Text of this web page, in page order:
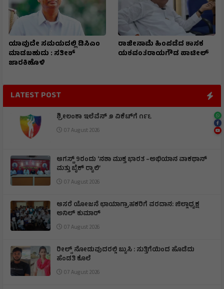
ಯಾವುದೇ ಸಮಯದಲ್ಲಿ ಡಿಸಿಎಂ
ಮಾಡಬಹುದು : ಸತೀಶ್
ಜಾರಕಿಹೊಳಿ
ರಾಜೀನಾಮೆ ಹಿಂಪಡೆದ ಶಾಸಕ
ಯಶವಂತರಾಯಗೌಡ ಪಾಟೀಲ್
LATEST POST
ಶ್ರೀಲಂಕಾ ಇಲೆವೆನ್ ೨ ವಿಕೆಟ್‌ಗೆ ೧೯೬
07 August 2026
ಆಗಸ್ಟ್ 9ರಂದು ‘ನಶಾ ಮುಕ್ತ ಭಾರತ –ಅಭಿಯಾನ ವಾಕಥಾನ್
ಮತ್ತು ಬೈಕ್ ರ‍್ಯಾಲಿ’
07 August 2026
ಆಸರೆ ಯೋಜನೆ ಛಾಯಾಗ್ರಾಹಕರಿಗೆ ವರದಾನ: ಜಿಲ್ಲಾಧ್ಯಕ್ಷ
ಅನಿಲ್ ಕುಮಾರ್
07 August 2026
ರೀಲ್ಸ್ ನೋಡುವುದರಲ್ಲಿ ಬ್ಯುಸಿ : ಸುತ್ತಿಗೆಯಿಂದ ಹೊಡೆದು
ಹೆಂಡತಿ ಕೊಲೆ
07 August 2026